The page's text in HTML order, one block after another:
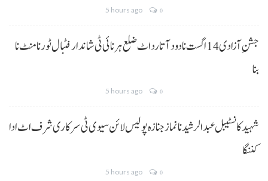
5 hours ago 0
جشنِ آزادی 14 اگست نا دود آتا رد اٹ ضلع ہرنائی ٹی شاندار فٹبال ٹورنامنٹ نا
بنا
5 hours ago 0
شہید کانسٹیبل عبدالرشید نا نماز جنازہ پولیس لائن سیوی ٹی سرکاری شرف اٹ ادا
کننگا
5 hours ago 0